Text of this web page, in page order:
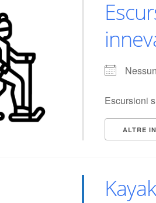
Escursioni
ALTRE